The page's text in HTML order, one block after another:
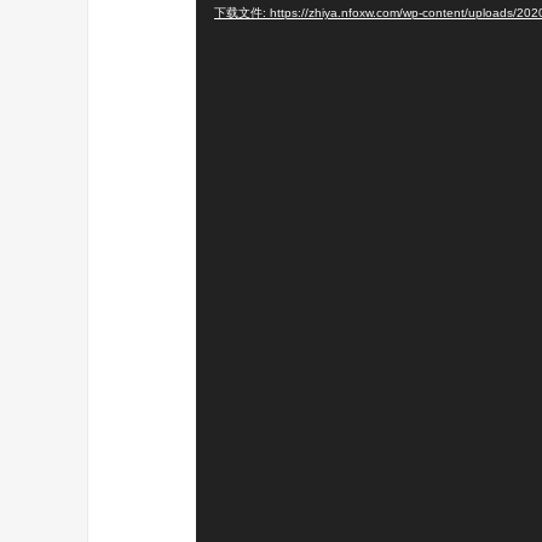
下载文件: https://zhiya.nfoxw.com/wp-content/uploads/